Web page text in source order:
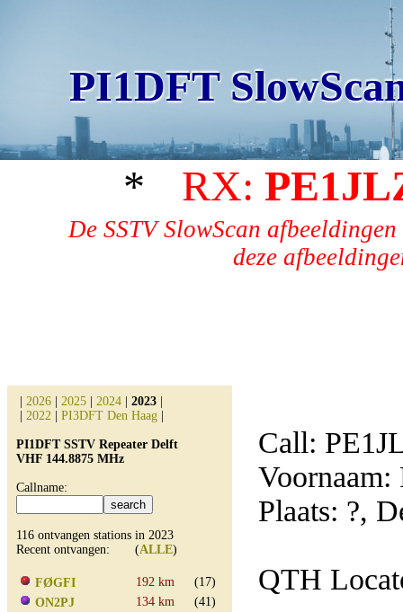
PI1DFT
* RX:
De SSTV SlowScan
deze
2026 2025 2024 2023
2022 PI3DFT Den Haag
PI1DFT SSTV Repeater Delft
VHF 144.8875 MHz
Callname:
116 ontvangen stations in 2023
Recent ontvangen: (ALLE)
FØGFI 192 km
(17)
ON2PJ
134 km
(41)
Call:
Voornaam:
Plaats: ?,
QTH